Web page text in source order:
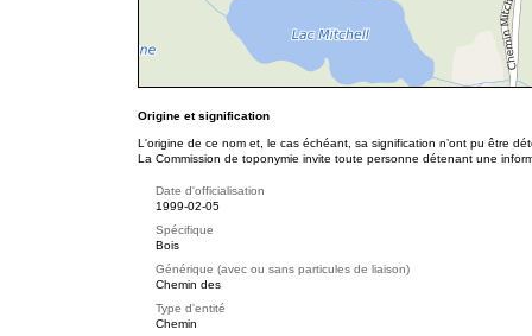
Origine et signification
L'origine de ce nom et, le cas échéant, sa signification n’ont pu être
La Commission de toponymie invite toute personne détenant une
Date d'officialisation
1999-02-05
Spécifique
Bois
Générique (avec ou sans particules de liaison)
Chemin des
Type d'entité
Chemin